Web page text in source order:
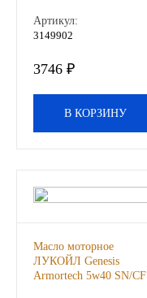
Иномарки
КРАЗ
МТЗ
УАЗ
Артикул:
3149902
3746 ₽
В КОРЗИНУ
Масло моторное
ЛУКОЙЛ Genesis
Armortech 5w40 SN/CF